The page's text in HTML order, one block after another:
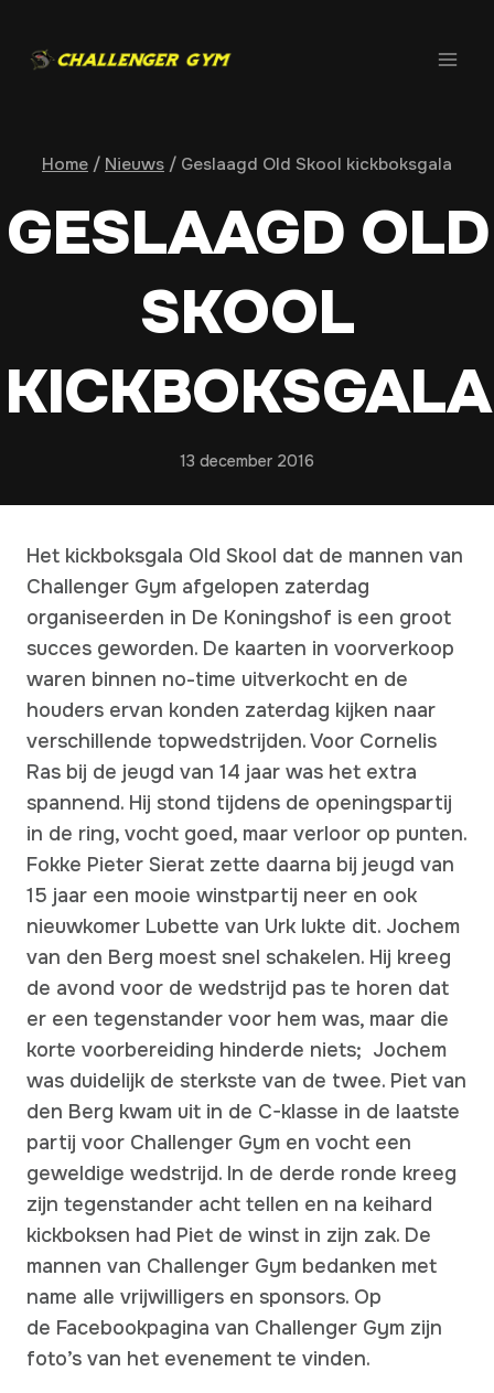
naar
inhoud
Home / Nieuws / Geslaagd Old Skool kickboksgala
GESLAAGD OLD
SKOOL
KICKBOKSGALA
13 december 2016
Het kickboksgala Old Skool dat de mannen van
Challenger Gym afgelopen zaterdag
organiseerden in De Koningshof is een groot
succes geworden. De kaarten in voorverkoop
waren binnen no-time uitverkocht en de
houders ervan konden zaterdag kijken naar
verschillende topwedstrijden. Voor Cornelis
Ras bij de jeugd van 14 jaar was het extra
spannend. Hij stond tijdens de openingspartij
in de ring, vocht goed, maar verloor op punten.
Fokke Pieter Sierat zette daarna bij jeugd van
15 jaar een mooie winstpartij neer en ook
nieuwkomer Lubette van Urk lukte dit. Jochem
van den Berg moest snel schakelen. Hij kreeg
de avond voor de wedstrijd pas te horen dat
er een tegenstander voor hem was, maar die
korte voorbereiding hinderde niets; Jochem
was duidelijk de sterkste van de twee. Piet van
den Berg kwam uit in de C-klasse in de laatste
partij voor Challenger Gym en vocht een
geweldige wedstrijd. In de derde ronde kreeg
zijn tegenstander acht tellen en na keihard
kickboksen had Piet de winst in zijn zak. De
mannen van Challenger Gym bedanken met
name alle vrijwilligers en sponsors. Op
de Facebookpagina van Challenger Gym zijn
foto’s van het evenement te vinden.